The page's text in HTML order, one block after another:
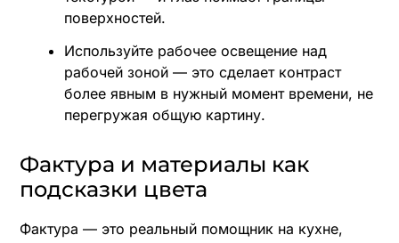
поверхностей.
Используйте рабочее освещение над
рабочей зоной — это сделает контраст
более явным в нужный момент времени, не
перегружая общую картину.
Фактура и материалы как
подсказки цвета
Фактура — это реальный помощник на кухне,